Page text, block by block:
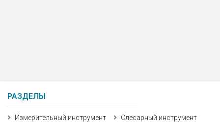
РАЗДЕЛЫ
Измерительный инструмент
Слесарный инструмент